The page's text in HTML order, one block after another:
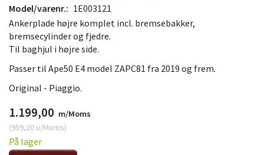
Model/varenr.: 1E003121
Ankerplade højre komplet incl. bremsebakker,
bremsecylinder og fjedre.
Til baghjul i højre side.
Passer til Ape50 E4 model ZAPC81 fra 2019 og frem.
Original - Piaggio.
1.199,00 m/Moms
(959,20 u/Moms)
På lager